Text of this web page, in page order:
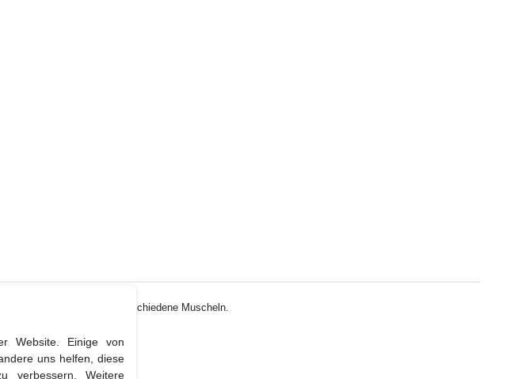
und zwei verschiedene Muscheln.
Website. Einige von
uns helfen, diese
verbessern. Weitere